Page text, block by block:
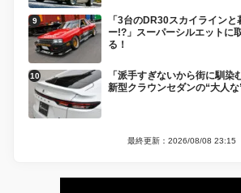
「3台のDR30スカイライン
ー!?」スーパーシルエットに
る！
「派手すぎないから街に馴
新型クラウンセダンの“大人
最終更新：2026/08/08 23:15